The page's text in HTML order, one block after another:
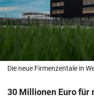
Die neue Firmenzentale in
30 Millionen Euro für